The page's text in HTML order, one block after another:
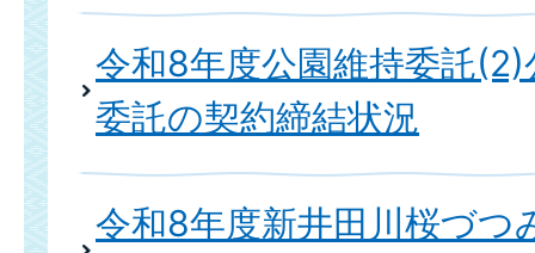
令和8年度公園維持委託
委託の契約締結状況
令和8年度新井田川桜づつ